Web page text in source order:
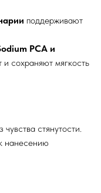
поддерживают
PCA и
сохраняют мягкость
стянутости.
нанесению